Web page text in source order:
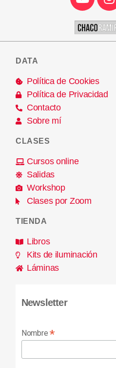
DATA
Política de Cookies
Política de Privacidad
Contacto
Sobre mí
CLASES
Cursos online
Salidas
Workshop
Clases por Zoom
TIENDA
Libros
Kits de iluminación
Láminas
Newsletter
Nombre *